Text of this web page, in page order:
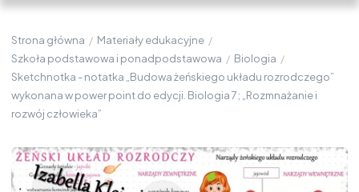
Strona główna / Materiały edukacyjne /
Szkoła podstawowa i ponadpodstawowa / Biologia /
Sketchnotka - notatka „Budowa żeńskiego układu rozrodczego”
wykonana w power point do edycji. Biologia 7; „Rozmnażanie i
rozwój człowieka”